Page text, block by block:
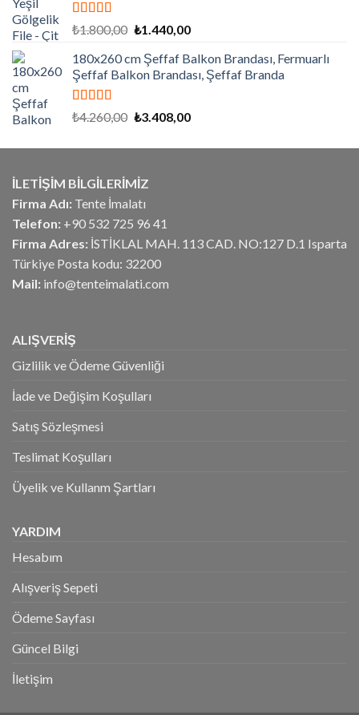
5 üzerinden
oy aldı
₺1.800,00 Orijinal
₺1.800,00.
₺1.440,00Şu
fiyat:
₺1.440,00.
180x260 cm Şeffaf Balkon Brandası, Fermuarlı
Şeffaf Balkon Brandası, Şeffaf Branda
5 üzerinden
oy aldı
₺4.260,00 Orijinal
₺4.260,00.
₺3.408,00Şu
fiyat:
İLETİŞİM BİLGİLERİMİZ
Firma Adı: Tente İmalatı
Telefon: +90 532 725 96 41
Firma Adres: İSTİKLAL MAH. 113 CAD. NO:127 D.1 Isparta
Türkiye Posta kodu: 32200
Mail: info@tenteimalati.com
ALIŞVERİŞ
Gizlilik ve Ödeme Güvenliği
İade ve Değişim Koşulları
Satış Sözleşmesi
Teslimat Koşulları
Üyelik ve Kullanm Şartları
YARDIM
Hesabım
Alışveriş Sepeti
Ödeme Sayfası
Güncel Bilgi
İletişim